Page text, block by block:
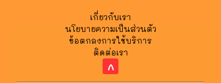
เกี่ยวกับเรา
นโยบายความเป็นส่วนตัว
ข้อตกลงการใช้บริการ
ติดต่อเรา
^